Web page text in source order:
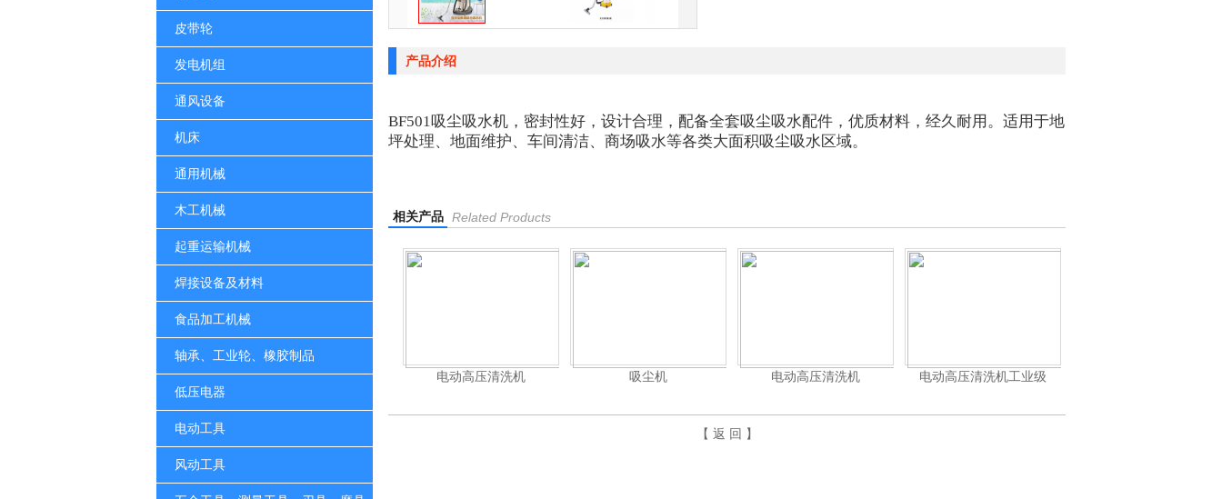
皮带轮
发电机组
通风设备
机床
通用机械
木工机械
起重运输机械
焊接设备及材料
食品加工机械
轴承、工业轮、橡胶制品
低压电器
电动工具
风动工具
产品介绍
BF501吸尘吸水机，密封性好，设计合理，配备全套吸尘吸水配件，优质材料，经久耐用。适用于地
坪处理、地面维护、车间清洁、商场吸水等各类大面积吸尘吸水区域。
相关产品 Related Products
洁霸多功能刷地机 洁霸石面加重翻新机 电动高压清洗机 吸尘机 电动高压清洗机 电动高压清洗机工业级
【 返 回 】